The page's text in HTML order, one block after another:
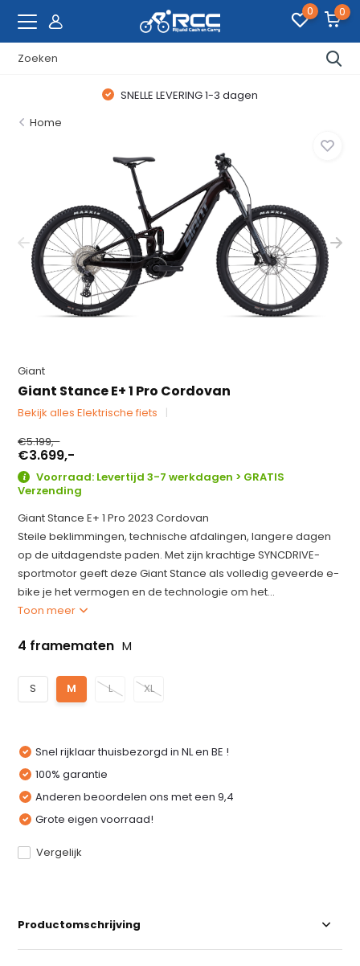
0 0
SNELLE LEVERING 1-3 dagen
Home
Giant
Giant Stance E+ 1 Pro Cordovan
Bekijk alles Elektrische fiets
€5.199,-
€3.699,-
Voorraad: Levertijd 3-7 werkdagen > GRATIS
Verzending
Giant Stance E+ 1 Pro 2023 Cordovan
Steile beklimmingen, technische afdalingen, langere dagen
op de uitdagendste paden. Met zijn krachtige SYNCDRIVE-
sportmotor geeft deze Giant Stance als volledig geveerde e-
bike je het vermogen en de technologie om het...
Toon meer
4 framematen M
S M L XL
Snel rijklaar thuisbezorgd in NL en BE !
100% garantie
Anderen beoordelen ons met een 9,4
Grote eigen voorraad!
Vergelijk
Productomschrijving